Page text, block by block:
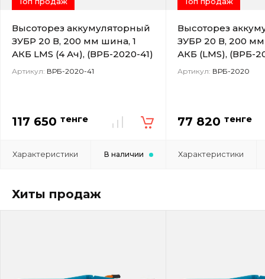
Высоторез аккумуляторный
ЗУБР 20 В, 200 мм шина, 1
АКБ LMS (4 Ач), (ВРБ-2020-41)
Артикул: ВРБ-2020-41
117 650 тенге
Характеристики В наличии
Высоторез
ЗУБР 20 В, 200
АКБ (LMS), (ВРБ-
Артикул: ВРБ-2020
77 820 тенге
Характеристики
Хиты продаж